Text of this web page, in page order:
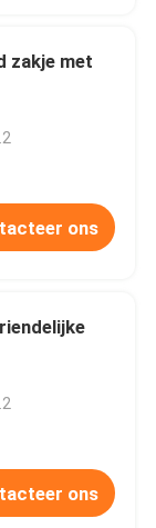
zakje met
ons
ons